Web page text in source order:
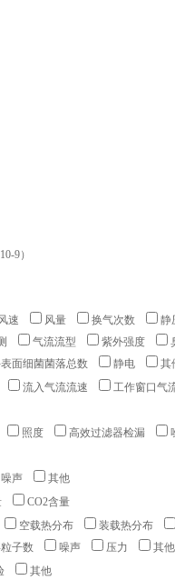
9）
速 风量 换气次数
静
气流流型 紫外强度
面细菌菌落总数 静电
其
流入气流流速
工作窗口气
照度 高效过滤器检漏
噪声
其他
CO2含量
空载热分布 装载热分布
子数 噪声 压力
其他
其他